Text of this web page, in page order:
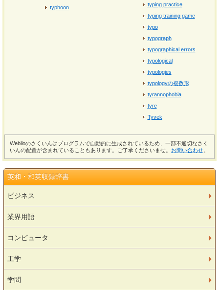
typhoon
typing practice
typing training game
typo
typograph
typographical errors
typological
typologies
typologyの複数形
tyrannophobia
tyre
Tyvek
Weblioのさくいんはプログラムで自動的に生成されているため、一部不適切なさく
いんの配置が含まれていることもあります。ご了承くださいませ。 お問い合わせ
英和・和英収録辞書
ビジネス
業界用語
コンピュータ
工学
学問